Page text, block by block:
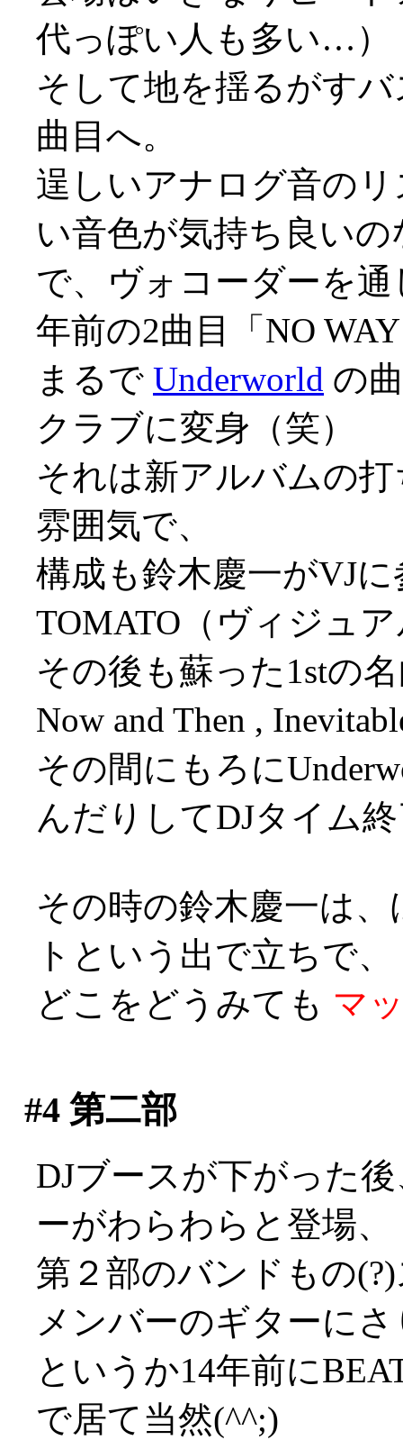
代っぽい人も多い…）
そして地を揺るがす
曲目へ。
逞しいアナログ音の
い音色が気持ち良い
で、ヴォコーダーを
年前の2曲目「NO
まるで Underworld の
クラブに変身（笑）
それは新アルバムの
雰囲気で、
構成も鈴木慶一がVJ
TOMATO（ヴィジュ
その後も蘇った1stの
Now and Then ,
その間にもろに
んだりしてDJタイム
その時の鈴木慶一は
トという出で立ちで、
どこをどうみても マ
#4第二部
DJブースが下がった
ーがわらわらと登場、
第２部のバンドもの
メンバーのギターに
というか14年前に
で居て当然(^^;)